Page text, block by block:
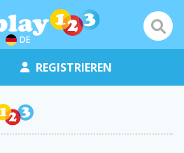
DE
REGISTRIEREN